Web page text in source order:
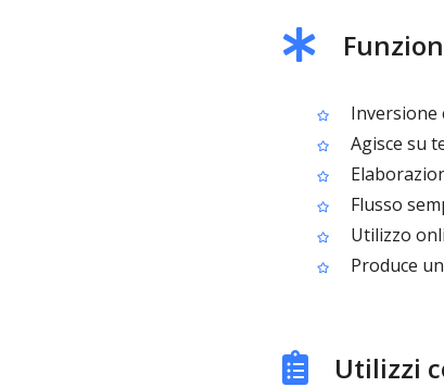
Inversione
Agisce su
Flusso
Utilizzo
Produce
Utilizzi